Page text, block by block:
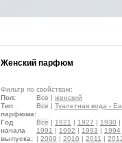
Женский парфюм
Фильтр по свойствам:
Пол:
Все | женский
Тип
парфюма:
Все | Туалетная вода -
Год
начала
выпуска:
Все | 1921 | 1927 | 1930 |
1991 | 1992 | 1993 | 1994
| 2009 | 2010 | 2011 |